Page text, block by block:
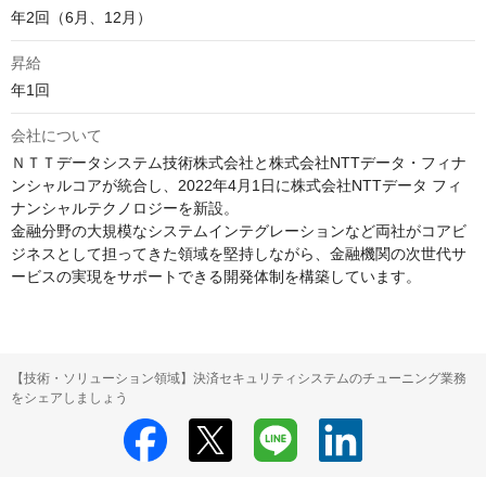
年2回（6月、12月）
昇給
年1回
会社について
ＮＴＴデータシステム技術株式会社と株式会社NTTデータ・フィナ
ンシャルコアが統合し、2022年4月1日に株式会社NTTデータ フィ
ナンシャルテクノロジーを新設。
金融分野の大規模なシステムインテグレーションなど両社がコアビ
ジネスとして担ってきた領域を堅持しながら、金融機関の次世代サ
ービスの実現をサポートできる開発体制を構築しています。
【技術・ソリューション領域】決済セキュリティシステムのチューニング業務
をシェアしましょう